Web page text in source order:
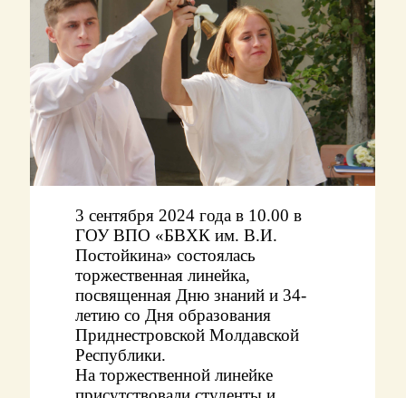
3 сентября 2024 года в 10.00 в
ГОУ ВПО «БВХК им. В.И.
Постойкина» состоялась
торжественная линейка,
посвященная Дню знаний и 34-
летию со Дня образования
Приднестровской Молдавской
Республики.
На торжественной линейке